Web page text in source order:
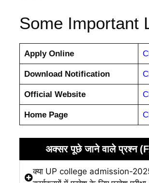
Some Important
Apply Online
Download Notification
Official Website
Home Page
अक्सर पूछे जाने वाले प्रश्न
क्या UP college admission-